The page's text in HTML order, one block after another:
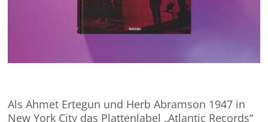
Als Ahmet Ertegun und Herb Abramson 1947 in
New York City das Plattenlabel „Atlantic Records“